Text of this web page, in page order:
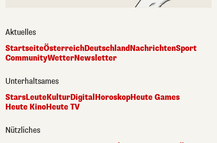
Aktuelles
StartseiteÖsterreichDeutschlandNachrichtenSport
CommunityWetterNewsletter
Unterhaltsames
StarsLeuteKulturDigital HoroskopHeute Games
Heute KinoHeute TV
Nützliches